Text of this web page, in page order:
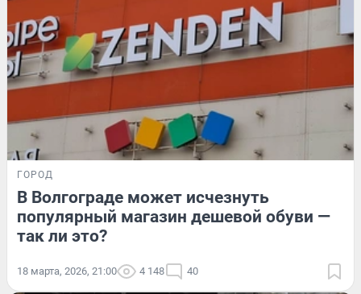
ГОРОД
В Волгограде может исчезнуть
популярный магазин дешевой обуви —
так ли это?
18 марта, 2026, 21:00 4 148 40